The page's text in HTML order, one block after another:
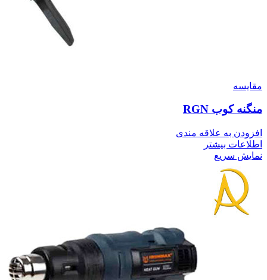
مقايسه
منگنه کوب RGN
افزودن به علاقه مندی
اطلاعات بیشتر
نمایش سریع